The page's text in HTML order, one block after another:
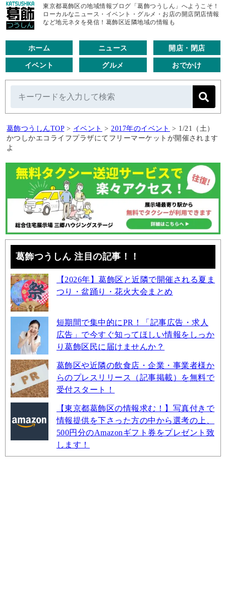
東京都葛飾区の地域情報ブログ「葛飾つうしん」へようこそ！
ローカルなニュース・イベント・グルメ・お店の開店閉店情報
など地元ネタを発信！葛飾区近隣地域の情報も
ホーム ニュース 開店・閉店
イベント グルメ おでかけ
葛飾つうしんTOP > イベント > 2017年のイベント > 1/21（土）
かつしかエコライフプラザにてフリーマーケットが開催されます
よ
葛飾つうしん 注目の記事！！
【2026年】葛飾区と近隣で開催される夏ま
つり・盆踊り・花火大会まとめ
短期間で集中的にPR！「記事広告・求人
広告」で今すぐ知ってほしい情報をしっか
り葛飾区民に届けませんか？
葛飾区や近隣の飲食店・企業・事業者様か
らのプレスリリース（記事掲載）を無料で
受付スタート！
【東京都葛飾区の情報求む！】写真付きで
情報提供を下さった方の中から選考の上、
500円分のAmazonギフト券をプレゼント致
します！